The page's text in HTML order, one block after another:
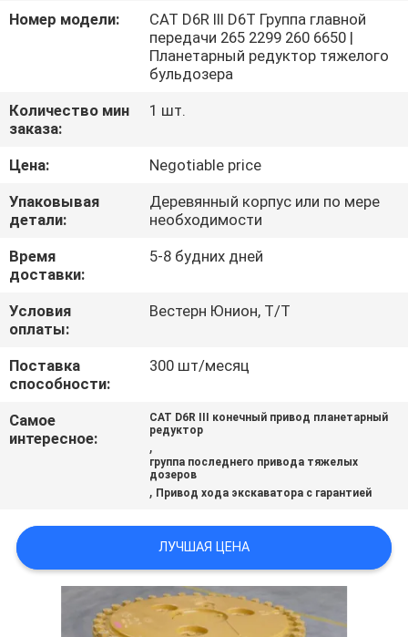
О
НАША
ФАБРИКА
КОНТРОЛЬ
КАЧЕСТВА
КОНТАКТНЫЕ
ДАННЫЕ
НОВОСТИ
ВСЕ
ОТПРАВИТЬ
SITEMAP
Номер модели:
CAT D6R III D6T Группа главной
передачи 265 2299 260 6650 |
Планетарный редуктор тяжелого
бульдозера
Количество мин
заказа:
1 шт.
Цена:
Negotiable price
Упаковывая
детали:
Деревянный корпус или по мере
необходимости
Время
доставки:
5-8 будних дней
Условия
оплаты:
Вестерн Юнион, Т/Т
Поставка
способности:
300 шт/месяц
Самое
интересное:
CAT D6R III конечный привод планетарный
редуктор
,
группа последнего привода тяжелых
дозеров
, Привод хода экскаватора с гарантией
ЛУЧШАЯ ЦЕНА